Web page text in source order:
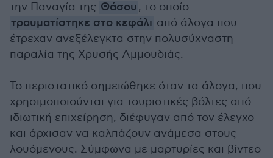
την Παναγία της Θάσου , το οποίο
τραυματίστηκε στο κεφάλι από άλογα που
έτρεχαν ανεξέλεγκτα στην πολυσύχναστη
παραλία της Χρυσής Αμμουδιάς.
Το περιστατικό σημειώθηκε όταν τα άλογα, που
χρησιμοποιούνται για τουριστικές βόλτες από
ιδιωτική επιχείρηση, διέφυγαν από τον έλεγχο
και άρχισαν να καλπάζουν ανάμεσα στους
λουόμενους. Σύμφωνα με μαρτυρίες και βίντεο